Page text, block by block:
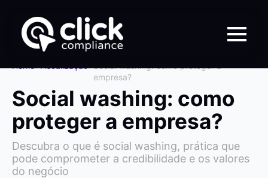
empresa?
Social washing: como
proteger a empresa?
Descubra o que é social washing, prática que
pode comprometer a credibilidade e os valores
do negócio